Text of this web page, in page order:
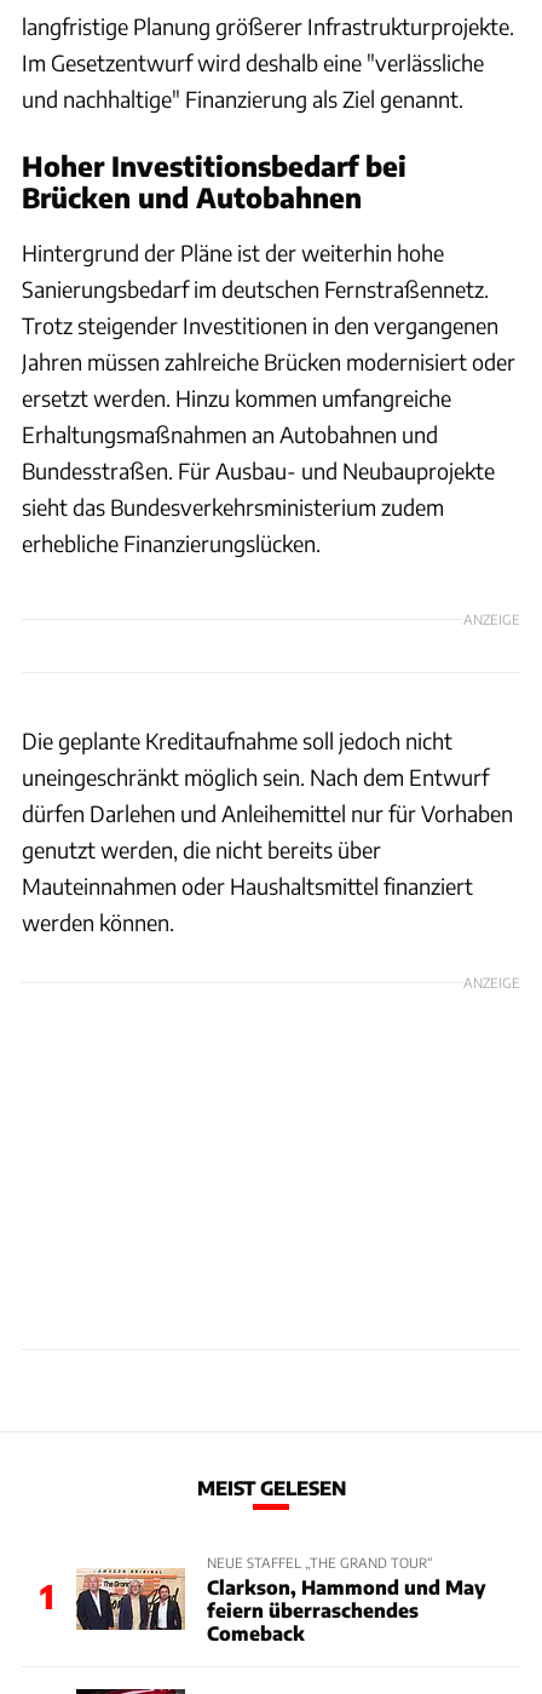
langfristige Planung größerer Infrastrukturprojekte.
Im Gesetzentwurf wird deshalb eine "verlässliche
und nachhaltige" Finanzierung als Ziel genannt.
Hoher Investitionsbedarf bei
Brücken und Autobahnen
Hintergrund der Pläne ist der weiterhin hohe
Sanierungsbedarf im deutschen Fernstraßennetz.
Trotz steigender Investitionen in den vergangenen
Jahren müssen zahlreiche Brücken modernisiert oder
ersetzt werden. Hinzu kommen umfangreiche
Erhaltungsmaßnahmen an Autobahnen und
Bundesstraßen. Für Ausbau- und Neubauprojekte
sieht das Bundesverkehrsministerium zudem
erhebliche Finanzierungslücken.
ANZEIGE
Die geplante Kreditaufnahme soll jedoch nicht
uneingeschränkt möglich sein. Nach dem Entwurf
dürfen Darlehen und Anleihemittel nur für Vorhaben
genutzt werden, die nicht bereits über
Mauteinnahmen oder Haushaltsmittel finanziert
werden können.
ANZEIGE
MEIST GELESEN
1
NEUE STAFFEL „THE GRAND TOUR“
Clarkson, Hammond und May
feiern überraschendes
Comeback